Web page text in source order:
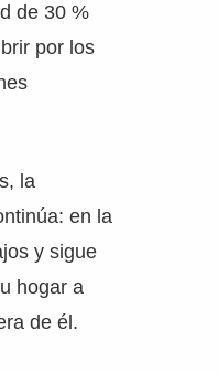
de 30 %
por los
la
en la
y sigue
hogar a
de él.